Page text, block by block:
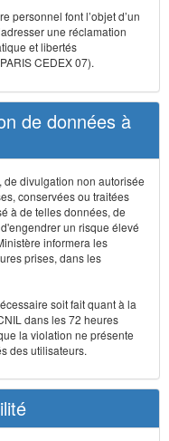
personnel font l’objet d’un
une réclamation
et libertés
CEDEX 07).
de données à
de divulgation non autorisée
conservées ou traitées
à de telles données, de
un risque élevé
informera les
prises, dans les
soit fait quant à la
dans les 72 heures
la violation ne présente
des utilisateurs.